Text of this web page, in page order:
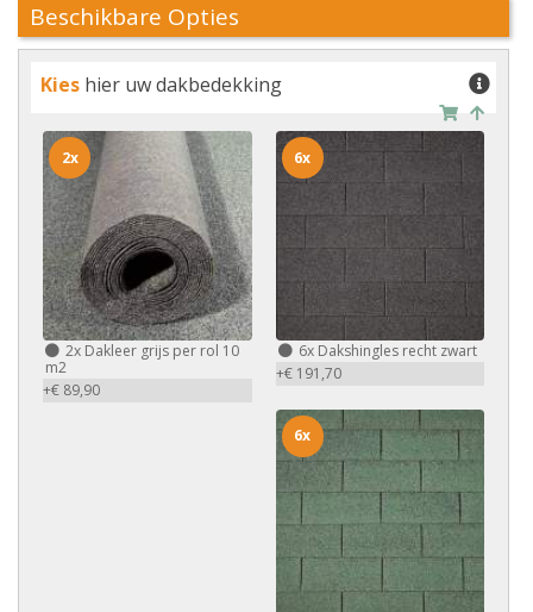
Beschikbare Opties
Kies hier uw dakbedekking
2x Dakleer grijs per rol 10
m2
+€ 89,90
2x
6xDakshingles recht zwart
+€ 191,70
6x
6x